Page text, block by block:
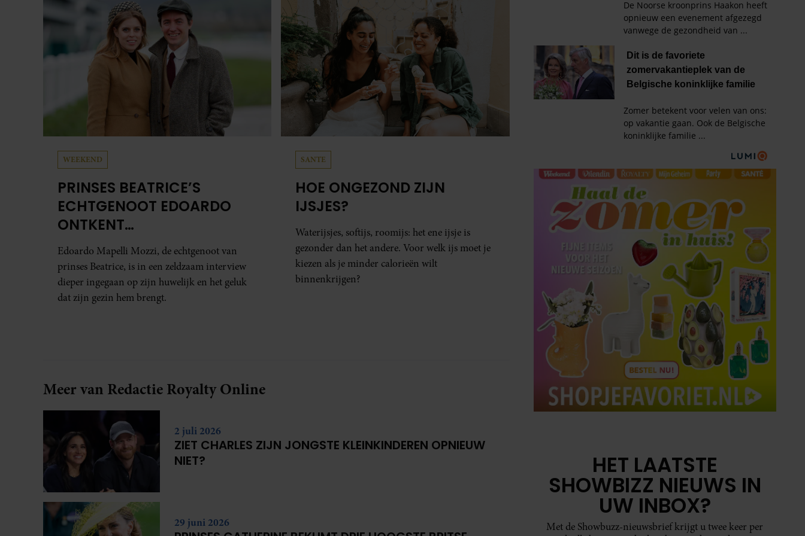
samen en werd dochter Lola geboren.
WEEKEND
PRINSES BEATRICE’S
ECHTGENOOT EDOARDO
ONTKENT
HUWELIJKSPROBLEMEN
Edoardo Mapelli Mozzi, de echtgenoot van
prinses Beatrice, is in een zeldzaam interview
dieper ingegaan op zijn huwelijk en het geluk
dat zijn gezin hem brengt.
SANTE
HOE ONGEZOND ZIJN
IJSJES?
Waterijsjes, softijs, roomijs: het ene ijsje is
gezonder dan het andere. Voor welk ijs moet je
kiezen als je minder calorieën wilt
binnenkrijgen?
Meer van Redactie Royalty Online
2 juli 2026
ZIET CHARLES ZIJN JONGSTE KLEINKINDEREN OPNIEUW
NIET?
29 juni 2026
HET LAATSTE
SHOWBIZZ NIEUWS IN
UW INBOX?
Met de Showbuzz-nieuwsbrief krijgt u twee keer per